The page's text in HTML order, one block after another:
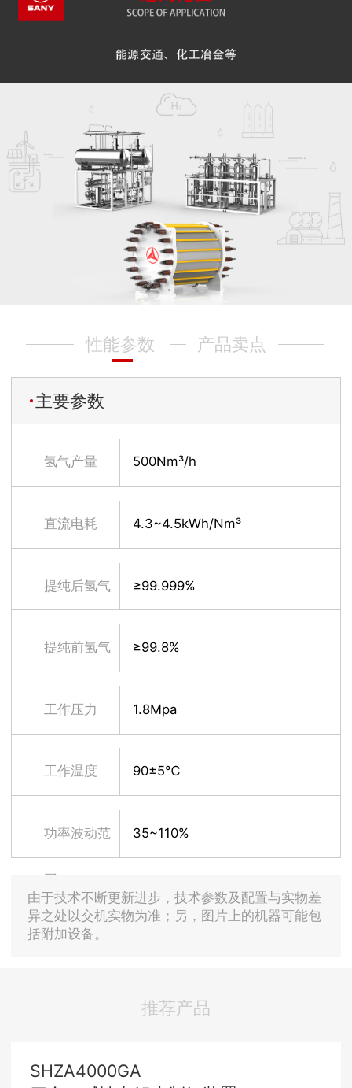
性能参数 产品卖点
主要参数
氢气产量 500Nm³/h
直流电耗 4.3~4.5kWh/Nm³
提纯后氢气 ≥99.999%
提纯前氢气 ≥99.8%
工作压力 1.8Mpa
工作温度 90±5℃
功率波动范
围
35~110%
由于技术不断更新进步，技术参数及配置与实物差
异之处以交机实物为准；另，图片上的机器可能包
括附加设备。
推荐产品
SHZA4000GA